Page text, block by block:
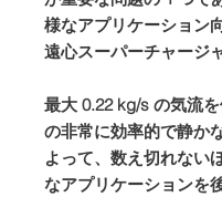
様なアプリケーション
遠心スーパーチャージ
最大 0.22 kg/s の気流
の非常に効率的で静か
よって、数え切れない
なアプリケーションを